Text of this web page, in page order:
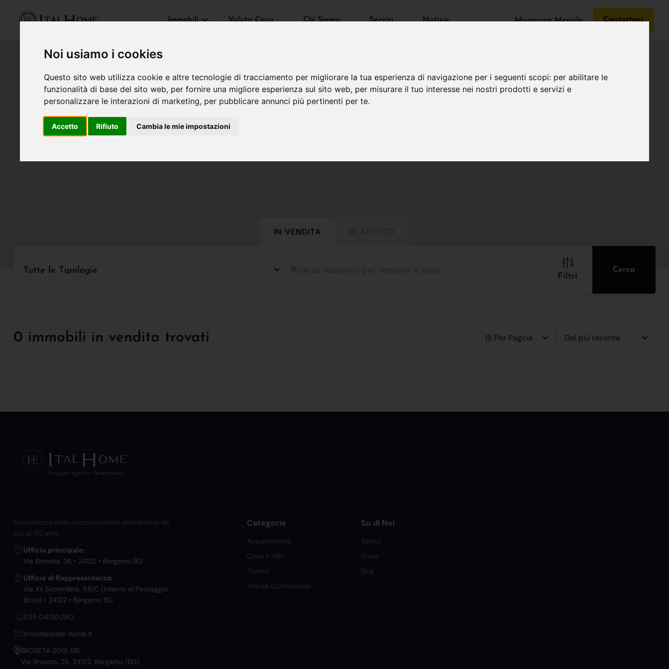
Noi usiamo i cookies
Questo sito web utilizza cookie e altre tecnologie di tracciamento per migliorare la tua esperienza di navigazione per i seguenti scopi: per abilitare le
funzionalità di base del sito web, per fornire una migliore esperienza sul sito web, per misurare il tuo interesse nei nostri prodotti e servizi e
personalizzare le interazioni di marketing, per pubblicare annunci più pertinenti per te.
Accetto Rifiuto Cambia le mie impostazioni
Immobili Valuta Casa Chi Siamo Servizi Notizie Magazine Mensile Contattaci
IN VENDITA
Tutte le Tipologie
Filtri
Cerca
0 immobili in vendita trovati 15 Per Pagina Dal più recente
Specializzati nella compravendita immobiliare da
più di 40 anni.
Ufficio principale:
Via Broseta, 26 • 24122 • Bergamo BG
Ufficio di Rappresentanza:
Via XX Settembre, 58/C (interno al Passaggio
Bruni) • 24122 • Bergamo BG
035 04.00.280
broseta@ital-home.it
BROSETA 2019 SRL
Via Broseta, 26, 24122, Bergamo (BG)
Categorie
Appartamenti
Case e Ville
Terreni
Attività Commerciali
Su di Noi
Servizi
Storia
Blog